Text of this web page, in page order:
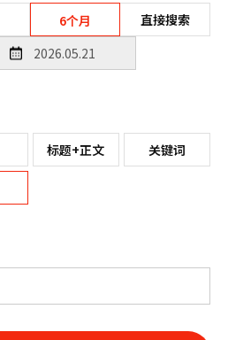
6个月 直接搜索
标题+正文 关键词